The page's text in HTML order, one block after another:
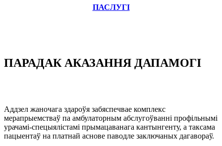
ПАСЛУГІ
ПАРАДАК АКАЗАННЯ ДАПАМОГІ
Аддзел жаночага здароўя забяспечвае комплекс
мерапрыемстваў па амбулаторным абслугоўванні профільнымі
урачамі-спецыялістамі прымацаванага кантынгенту, а таксама
пацыентаў на платнай аснове паводле заключаных дагавораў.